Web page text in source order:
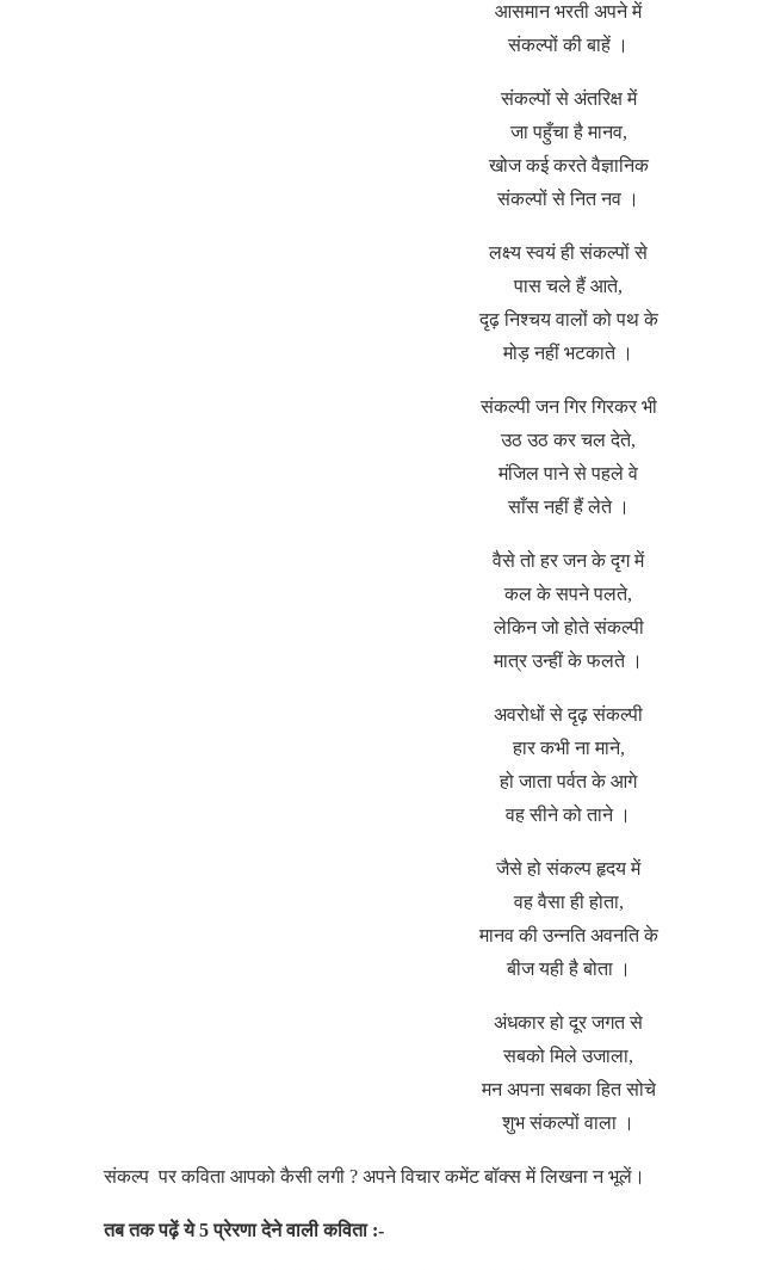
आसमान भरती अपने में
संकल्पों की बाहें ।
संकल्पों से अंतरिक्ष में
जा पहुँचा है मानव,
खोज कई करते वैज्ञानिक
संकल्पों से नित नव ।
लक्ष्य स्वयं ही संकल्पों से
पास चले हैं आते,
दृढ़ निश्चय वालों को पथ के
मोड़ नहीं भटकाते ।
संकल्पी जन गिर गिरकर भी
उठ उठ कर चल देते,
मंजिल पाने से पहले वे
साँस नहीं हैं लेते ।
वैसे तो हर जन के दृग में
कल के सपने पलते,
लेकिन जो होते संकल्पी
मात्र उन्हीं के फलते ।
अवरोधों से दृढ़ संकल्पी
हार कभी ना माने,
हो जाता पर्वत के आगे
वह सीने को ताने ।
जैसे हो संकल्प हृदय में
वह वैसा ही होता,
मानव की उन्नति अवनति के
बीज यही है बोता ।
अंधकार हो दूर जगत से
सबको मिले उजाला,
मन अपना सबका हित सोचे
शुभ संकल्पों वाला ।
संकल्प पर कविता आपको कैसी लगी ? अपने विचार कमेंट बॉक्स में लिखना न भूलें।
तब तक पढ़ें ये 5 प्रेरणा देने वाली कविता :-